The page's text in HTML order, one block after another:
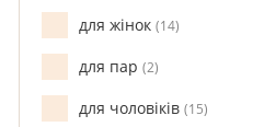
для жінок 14
для пар 2
для чоловіків 15